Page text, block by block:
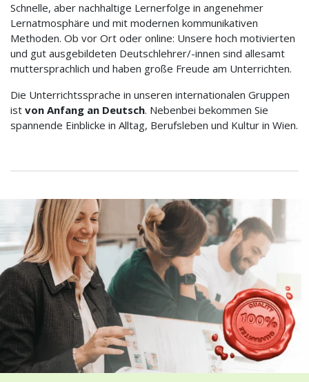
Schnelle, aber nachhaltige Lernerfolge in angenehmer
Lernatmosphäre und mit modernen kommunikativen
Methoden. Ob vor Ort oder online: Unsere hoch motivierten
und gut ausgebildeten Deutschlehrer/-innen sind allesamt
muttersprachlich und haben große Freude am Unterrichten.
Die Unterrichtssprache in unseren internationalen Gruppen
ist von Anfang an Deutsch. Nebenbei bekommen Sie
spannende Einblicke in Alltag, Berufsleben und Kultur in Wien.